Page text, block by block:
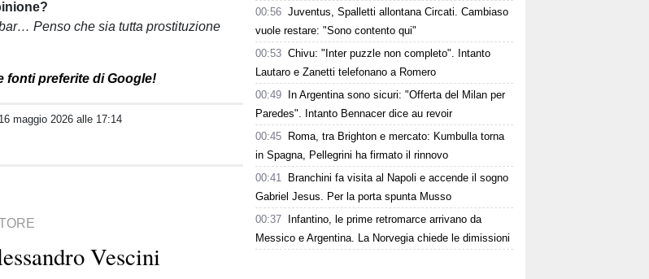
Penso che sia tutta prostituzione
fonti preferite di Google!
maggio 2026 alle 17:14
Vescini
00:56 Juventus, Spalletti allontana Circati. Cambiaso
vuole restare: "Sono contento qui"
00:53 Chivu: "Inter puzzle non completo". Intanto
Lautaro e Zanetti telefonano a Romero
00:49
In Argentina sono sicuri: "Offerta del Milan per
Paredes". Intanto Bennacer dice au revoir
00:45
Roma, tra Brighton e mercato: Kumbulla torna
in Spagna, Pellegrini ha firmato il rinnovo
00:41
Branchini fa visita al Napoli e accende il sogno
Gabriel Jesus. Per la porta spunta Musso
00:37
Infantino, le prime retromarce arrivano da
Messico e Argentina. La Norvegia chiede le dimissioni